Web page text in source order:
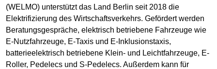
(WELMO) unterstützt das Land Berlin seit 2018 die
Elektrifizierung des Wirtschaftsverkehrs. Gefördert werden
Beratungsgespräche, elektrisch betriebene Fahrzeuge wie
E-Nutzfahrzeuge, E-Taxis und E-Inklusionstaxis,
batterieelektrisch betriebene Klein- und Leichtfahrzeuge, E-
Roller, Pedelecs und S-Pedelecs. Außerdem kann für